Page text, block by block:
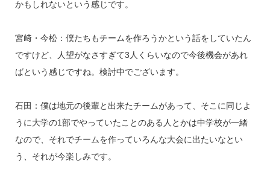
かもしれないという感じです。
宮﨑・今松：僕たちもチームを作ろうかという話をしていたん
ですけど、人望がなさすぎて3人くらいなので今後機会があれ
ばという感じですね。検討中でございます。
石田：僕は地元の後輩と出来たチームがあって、そこに同じよ
うに大学の1部でやっていたことのある人とかは中学校が一緒
なので、それでチームを作っていろんな大会に出たいなとい
う、それが今楽しみです。